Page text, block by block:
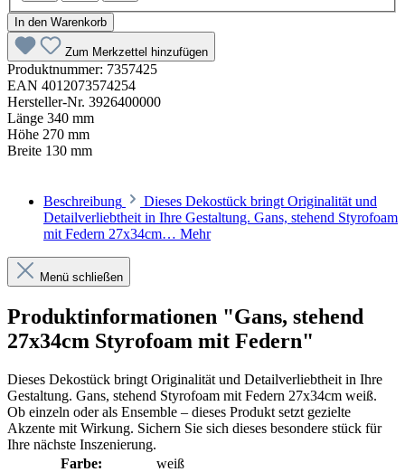
In den Warenkorb
Zum Merkzettel hinzufügen
Produktnummer: 7357425
EAN 4012073574254
Hersteller-Nr. 3926400000
Länge 340 mm
Höhe 270 mm
Breite 130 mm
Beschreibung
Dieses Dekostück bringt Originalität und
Detailverliebtheit in Ihre Gestaltung. Gans, stehend Styrofoam
mit Federn 27x34cm… Mehr
Menü schließen
Produktinformationen "Gans, stehend
27x34cm Styrofoam mit Federn"
Dieses Dekostück bringt Originalität und Detailverliebtheit in Ihre
Gestaltung. Gans, stehend Styrofoam mit Federn 27x34cm weiß.
Ob einzeln oder als Ensemble – dieses Produkt setzt gezielte
Akzente mit Wirkung. Sichern Sie sich dieses besondere stück für
Ihre nächste Inszenierung.
Farbe:
weiß